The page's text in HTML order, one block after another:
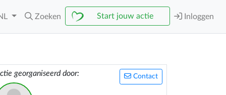
Zoeken Start jouw actie Inloggen
Contact
georganiseerd door: